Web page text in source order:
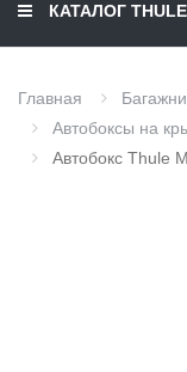
КАТАЛОГ THULE
Главная
Автобоксы на
Автобокс Thule